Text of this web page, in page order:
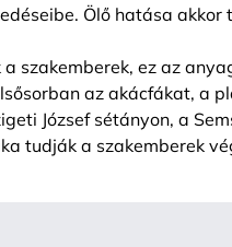
Ölő hatása
szakemberek, ez az
az akácfákat,
József sétányon, a
tudják a szakemberek